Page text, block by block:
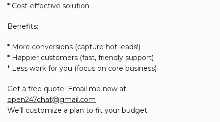
* Cost-effective solution
Benefits:
* More conversions (capture hot leads!)
* Happier customers (fast, friendly support)
* Less work for you (focus on core business)
Get a free quote! Email me now at
open247chat@gmail.com
We’ll customize a plan to fit your budget.